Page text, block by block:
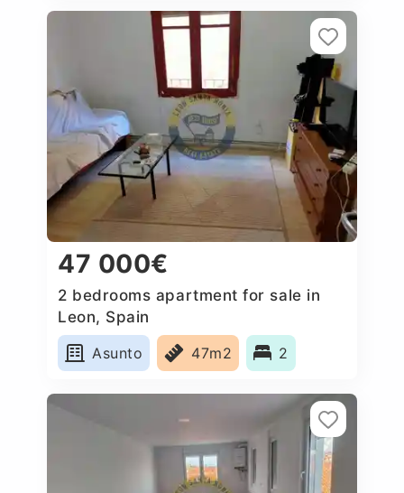
47 000€
2 bedrooms apartment for sale in
Leon, Spain
Asunto
47m2 2